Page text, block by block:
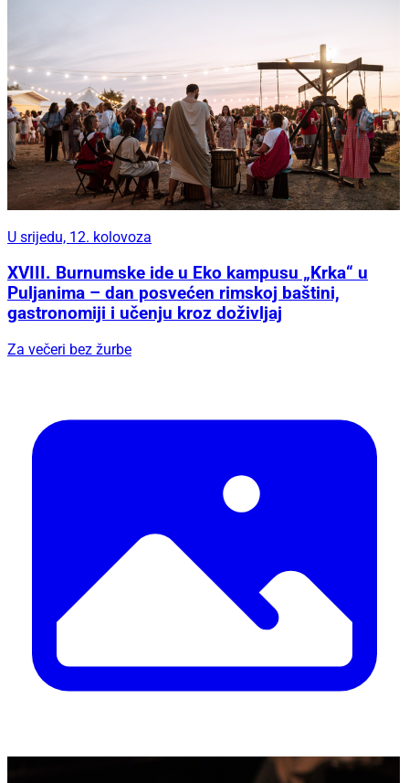
U srijedu, 12. kolovoza
XVIII. Burnumske ide u Eko kampusu „Krka“ u
Puljanima – dan posvećen rimskoj baštini,
gastronomiji i učenju kroz doživljaj
Za večeri bez žurbe